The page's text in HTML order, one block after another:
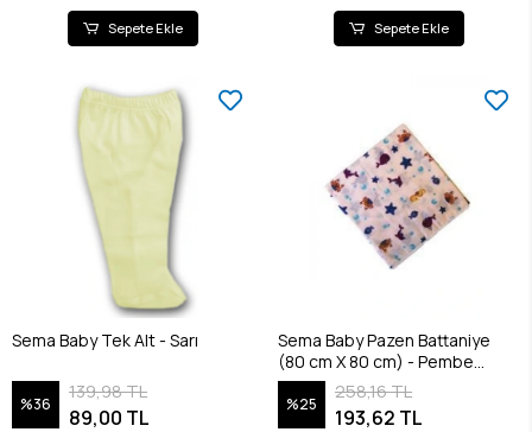
Sepete Ekle Sepete Ekle
Sema Baby Tek Alt - Sarı
%36
139,98 TL
89,00 TL
Sema Baby Pazen Battaniye
(80 cm X 80 cm) - Pembe
8682476853117
%25
258,16 TL
193,62 TL